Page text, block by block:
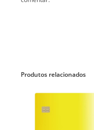
Produtos relacionados